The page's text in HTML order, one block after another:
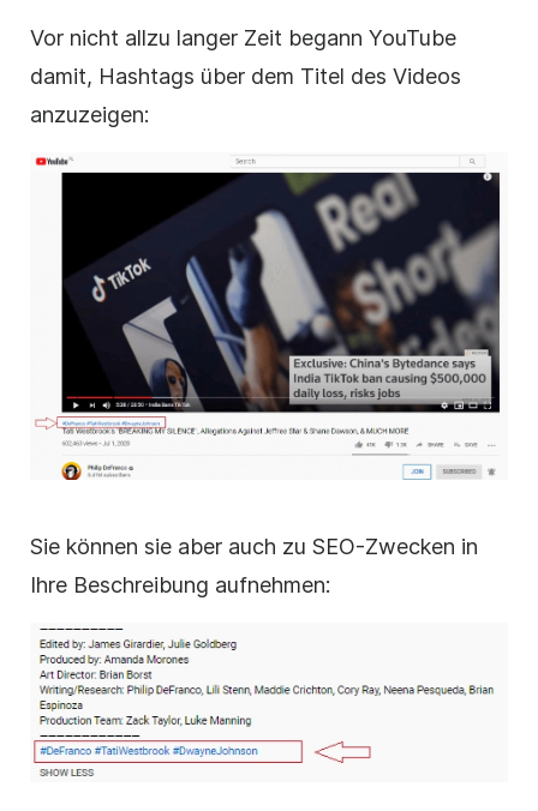
Vor nicht allzu langer Zeit begann YouTube
damit, Hashtags über dem Titel des Videos
anzuzeigen:
Sie können sie aber auch zu SEO-Zwecken in
Ihre Beschreibung aufnehmen: